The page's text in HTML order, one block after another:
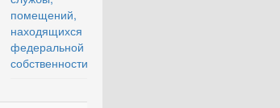
помещений,
находящихся в
федеральной
собственности"